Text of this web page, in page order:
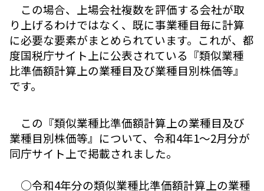
この場合、上場会社複数を評価する会社が取
り上げるわけではなく、既に事業種目毎に計算
に必要な要素がまとめられています。これが、都
度国税庁サイト上に公表されている『類似業種
比準価額計算上の業種目及び業種目別株価等』
です。
この『類似業種比準価額計算上の業種目及び
業種目別株価等』について、令和4年1～2月分が
同庁サイト上で掲載されました。
○令和4年分の類似業種比準価額計算上の業種